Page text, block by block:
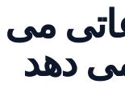
می